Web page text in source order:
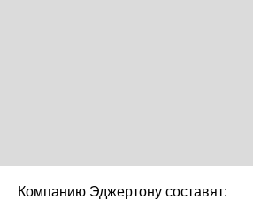
Компанию Эджертону составят: